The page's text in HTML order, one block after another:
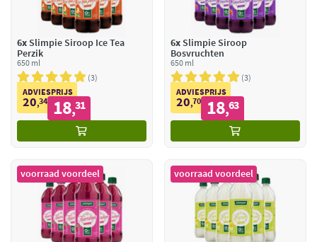
6x Slimpie Siroop Ice Tea
Perzik
650 ml
3
ADVIESPRIJS
20,34 18,31
6xSlimpie Siroop
Bosvruchten
650 ml
3
ADVIESPRIJS
20,70 18,63
voorraad voordeel voorraad voordeel